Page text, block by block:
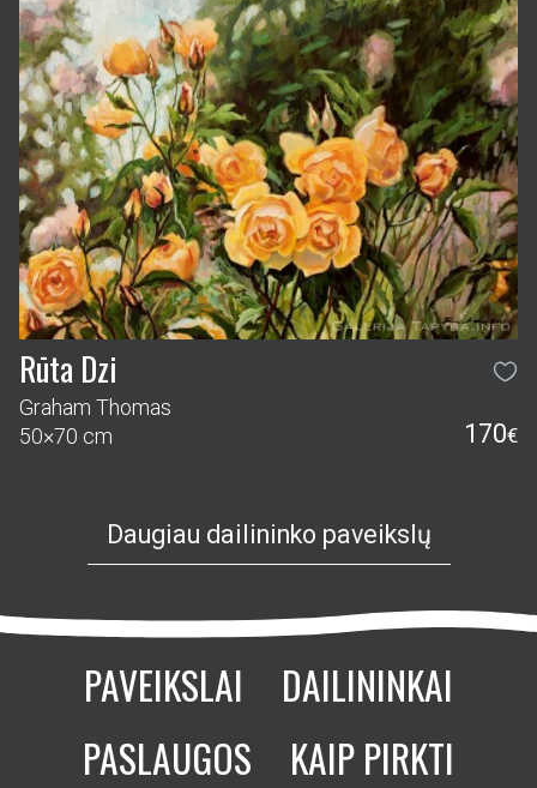
Rūta Dzi
Graham Thomas
50×70 cm
170€
Daugiau dailininko paveikslų
PAVEIKSLAI
DAILININKAI
PASLAUGOS
KAIP PIRKTI